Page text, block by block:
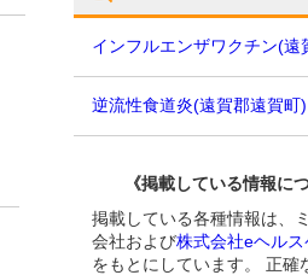
インフルエンザワクチン(遠
逆流性食道炎(遠賀郡遠賀町)
《掲載している情報に
掲載している各種情報は、
会社および株式会社eヘルス
をもとにしています。 正確